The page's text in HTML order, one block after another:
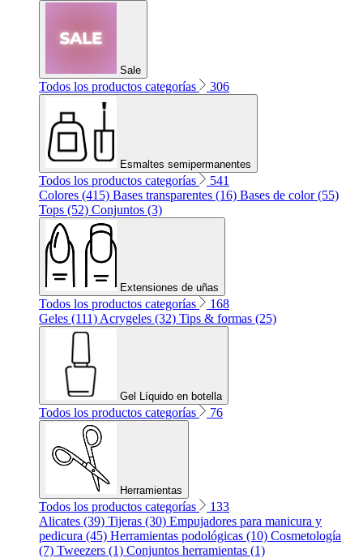
Sale
Todos los productos categorías 306
Esmaltes semipermanentes
Todos los productos categorías
541
Colores (415) Bases transparentes (16) Bases de color (55)
Tops (52) Conjuntos (3)
Extensiones de uñas
Todos los productos categorías
168
Geles (111) Acrygeles (32) Tips & formas (25)
Gel Líquido en botella
Todos los productos categorías 76
Herramientas
Todos los productos categorías
133
Alicates (39) Tijeras (30) Empujadores para manicura y
pedicura (45) Herramientas podológicas (10) Cosmetología
(7) Tweezers (1) Conjuntos herramientas (1)